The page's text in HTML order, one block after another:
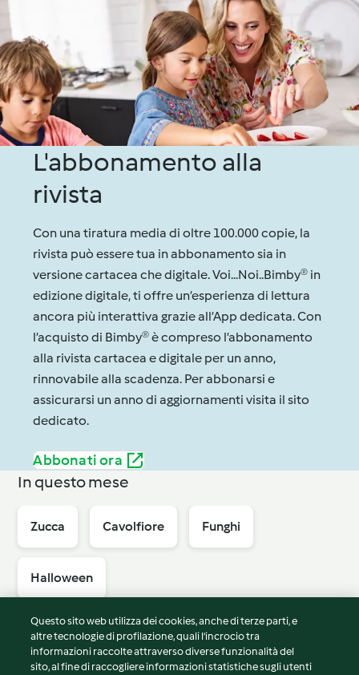
L'abbonamento alla
rivista
Con una tiratura media di oltre 100.000 copie, la
rivista può essere tua in abbonamento sia in
versione cartacea che digitale. Voi...Noi..Bimby® in
edizione digitale, ti offre un’esperienza di lettura
ancora più interattiva grazie all’App dedicata. Con
l’acquisto di Bimby® è compreso l’abbonamento
alla rivista cartacea e digitale per un anno,
rinnovabile alla scadenza. Per abbonarsi e
assicurarsi un anno di aggiornamenti visita il sito
dedicato.
Abbonati ora
In questo mese
Zucca Cavolfiore Funghi
Halloween
© Copyright 2026
Questo sito web utilizza dei cookies, anche di terze parti, e
altre tecnologie di profilazione, quali l’incrocio tra
informazioni raccolte attraverso diverse funzionalità del
sito, al fine di raccogliere informazioni statistiche sugli utenti